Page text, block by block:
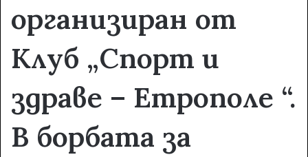
организиран от
Клуб „Спорт и
здраве – Етрополе “.
В борбата за